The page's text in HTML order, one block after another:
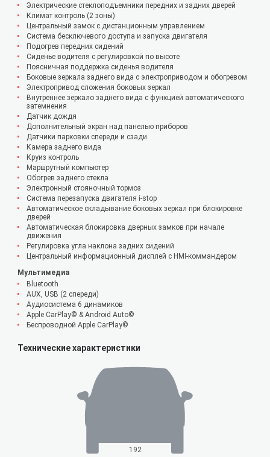
Электрические стеклоподъемники передних и задних дверей
Климат контроль (2 зоны)
Центральный замок с дистанционным управлением
Система бесключевого доступа и запуска двигателя
Подогрев передних сидений
Сиденье водителя с регулировкой по высоте
Поясничная поддержка сиденья водителя
Боковые зеркала заднего вида с электроприводом и обогревом
Электропривод сложения боковых зеркал
Внутреннее зеркало заднего вида с функцией автоматического
затемнения
Датчик дождя
Дополнительный экран над панелью приборов
Датчики парковки спереди и сзади
Камера заднего вида
Круиз контроль
Маршрутный компьютер
Обогрев заднего стекла
Электронный стояночный тормоз
Система перезапуска двигателя i-stop
Автоматическое складывание боковых зеркал при блокировке
дверей
Автоматическая блокировка дверных замков при начале
движения
Регулировка угла наклона задних сидений
Центральный информационный дисплей с HMI-коммандером
Мультимедиа
Bluetooth
AUX, USB (2 спереди)
Аудиосистема 6 динамиков
Apple CarPlay© & Android Auto©
Беспроводной Apple CarPlay©
Технические характеристики
192